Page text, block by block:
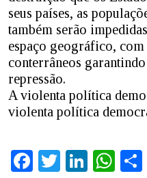
seus países, as
também serão
espaço geográfico,
conterrâneos
repressão.
A violenta política
violenta política
Facebook
Twitter